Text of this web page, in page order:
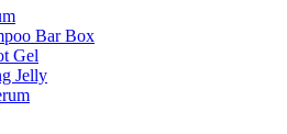
Bar Box
Gel
Jelly